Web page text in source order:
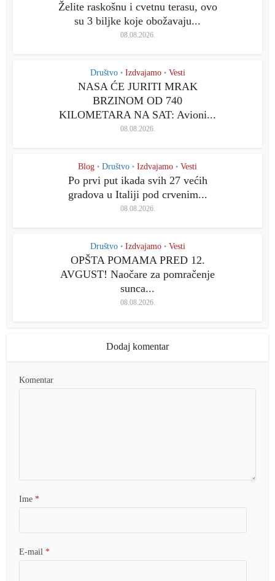
Želite raskošnu i cvetnu terasu, ovo
su 3 biljke koje obožavaju...
08.08.2026.
Društvo • Izdvajamo • Vesti
NASA ĆE JURITI MRAK
BRZINOM OD 740
KILOMETARA NA SAT: Avioni...
08.08.2026.
Blog • Društvo • Izdvajamo • Vesti
Po prvi put ikada svih 27 većih
gradova u Italiji pod crvenim...
08.08.2026.
Društvo • Izdvajamo • Vesti
OPŠTA POMAMA PRED 12.
AVGUST! Naočare za pomračenje
sunca...
08.08.2026.
Dodaj komentar
Komentar
Ime*
E-mail*